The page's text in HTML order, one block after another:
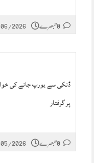
06/2026
پر گرفتار
2026